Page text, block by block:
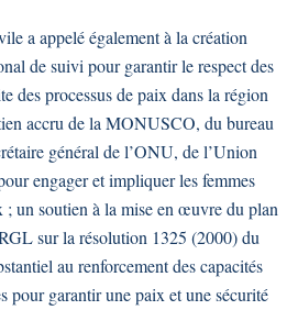
a appelé également à la création
de suivi pour garantir le respect des
des processus de paix dans la région
accru de la MONUSCO, du bureau
général de l’ONU, de l’Union
engager et impliquer les femmes
; un soutien à la mise en œuvre du plan
sur la résolution 1325 (2000) du
au renforcement des capacités
pour garantir une paix et une sécurité